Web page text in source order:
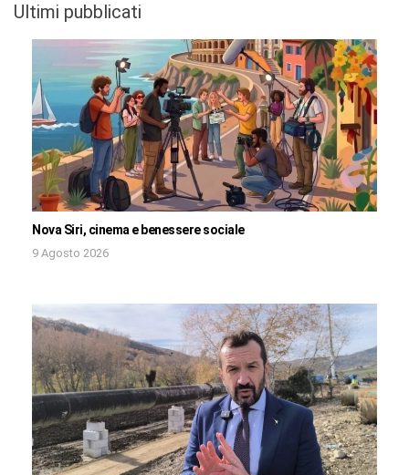
Ultimi pubblicati
Nova Siri, cinema e benessere sociale
9 Agosto 2026